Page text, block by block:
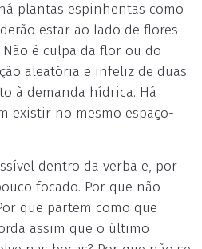
plantas espinhentas como
estar ao lado de flores
é culpa da flor ou do
aleatória e infeliz de duas
à demanda hídrica. Há
existir no mesmo espaço-
dentro da verba e, por
focado. Por que não
que partem como que
assim que o último